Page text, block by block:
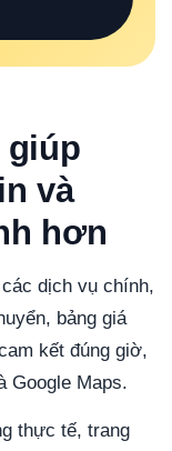
giúp
và
hơn
dịch vụ chính,
bảng giá
kết đúng giờ,
Google Maps.
thực tế, trang